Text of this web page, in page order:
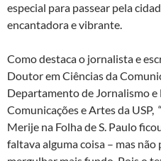
especial para passear pela
encantadora e vibrante.
Como destaca o jornalista e
Doutor em Ciências da
Departamento de Jornalismo e
Comunicações e Artes da
Merije na Folha de S. Paulo
faltava alguma coisa – mas